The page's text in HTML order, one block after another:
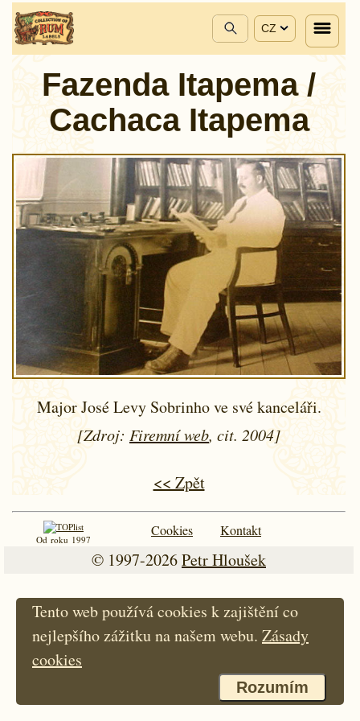
CZ
Fazenda Itapema /
Cachaca Itapema
Major José Levy Sobrinho ve své kanceláři.
[Zdroj: Firemní web, cit. 2004]
<< Zpět
Od roku 1997
Cookies Kontakt
© 1997-2026Petr Hloušek
Tento web používá cookies k zajištění co
nejlepšího zážitku na našem webu. Zásady
cookies
Rozumím